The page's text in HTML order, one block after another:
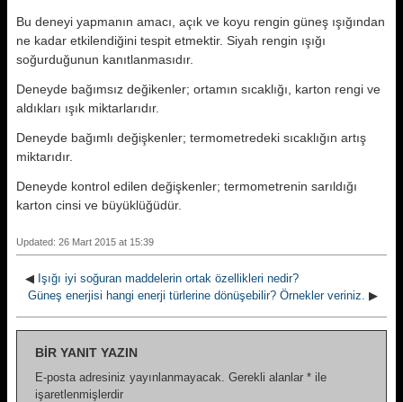
Bu deneyi yapmanın amacı, açık ve koyu rengin güneş ışığından
ne kadar etkilendiğini tespit etmektir. Siyah rengin ışığı
soğurduğunun kanıtlanmasıdır.
Deneyde bağımsız değikenler; ortamın sıcaklığı, karton rengi ve
aldıkları ışık miktarlarıdır.
Deneyde bağımlı değişkenler; termometredeki sıcaklığın artış
miktarıdır.
Deneyde kontrol edilen değişkenler; termometrenin sarıldığı
karton cinsi ve büyüklüğüdür.
Updated: 26 Mart 2015 at 15:39
◀ Işığı iyi soğuran maddelerin ortak özellikleri nedir?
Güneş enerjisi hangi enerji türlerine dönüşebilir? Örnekler veriniz. ▶
BIR YANIT YAZIN
E-posta adresiniz yayınlanmayacak. Gerekli alanlar * ile
işaretlenmişlerdir